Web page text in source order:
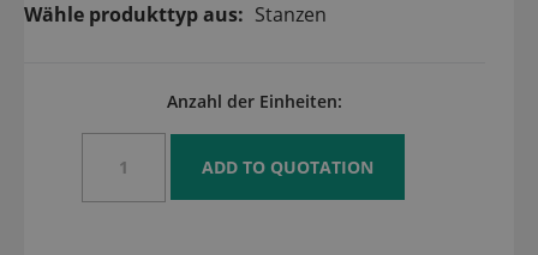
Wähle produkttyp aus: Stanzen
Anzahl der Einheiten: